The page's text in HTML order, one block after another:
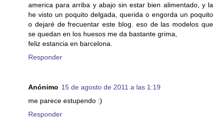
america para arriba y abajo sin estar bien alimentado, y la
he visto un poquito delgada, querida o engorda un poquito
o dejaré de frecuentar este blog. eso de las modelos que
se quedan en los huesos me da bastante grima,
feliz estancia en barcelona.
Responder
Anónimo 15 de agosto de 2011 a las 1:19
me parece estupendo :)
Responder